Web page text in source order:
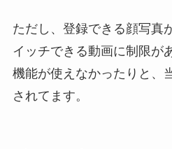
ただし、登録できる顔写真
イッチできる動画に制限が
機能が使えなかったりと、
されてます。